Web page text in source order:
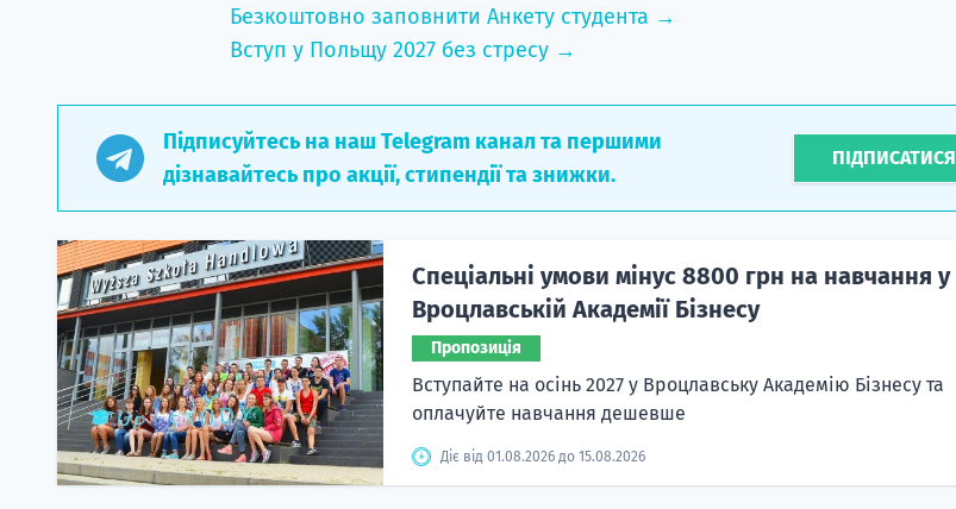
Безкоштовно заповнити Анкету студента →
Вступ у Польщу 2027 без стресу →
Підписуйтесь на наш Telegram канал та першими
дізнавайтесь про акції, стипендії та знижки.
ПІДПИСАТИСЯ
Спеціальні умови мінус 8800 грн на навчання у
Вроцлавській Академії Бізнесу
Пропозиція
Вступайте на осінь 2027 у Вроцлавську Академію Бізнесу та
оплачуйте навчання дешевше
Діє від 01.08.2026 до 15.08.2026